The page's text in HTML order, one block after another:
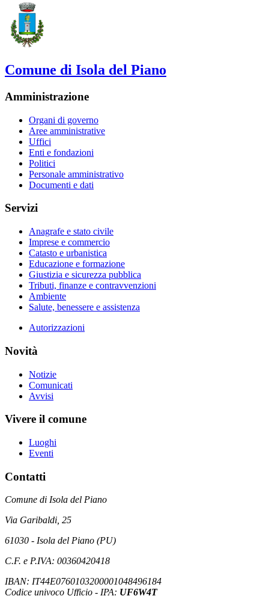
Comune di Isola del Piano
Amministrazione
Organi di governo
Aree amministrative
Uffici
Enti e fondazioni
Politici
Personale amministrativo
Documenti e dati
Servizi
Anagrafe e stato civile
Imprese e commercio
Catasto e urbanistica
Educazione e formazione
Giustizia e sicurezza pubblica
Tributi, finanze e contravvenzioni
Ambiente
Salute, benessere e assistenza
Autorizzazioni
Novità
Notizie
Comunicati
Avvisi
Vivere il comune
Luoghi
Eventi
Contatti
Comune di Isola del Piano
Via Garibaldi, 25
61030 - Isola del Piano (PU)
C.F. e P.IVA: 00360420418
IBAN: IT44E0760103200001048496184
Codice univoco Ufficio - IPA: UF6W4T